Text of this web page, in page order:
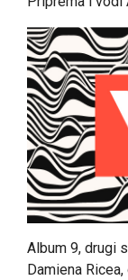
Album 9, drugi
Damiena